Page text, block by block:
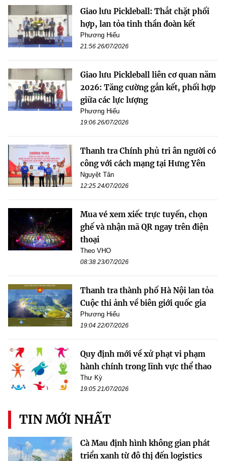
Giao lưu Pickleball: Thắt chặt phối
hợp, lan tỏa tinh thần đoàn kết
Phương Hiếu
21:56 26/07/2026
Giao lưu Pickleball liên cơ quan năm
2026: Tăng cường gắn kết, phối hợp
giữa các lực lượng
Phương Hiếu
19:06 26/07/2026
Thanh tra Chính phủ tri ân người có
công với cách mạng tại Hưng Yên
Nguyệt Tân
12:25 24/07/2026
Mua vé xem xiếc trực tuyến, chọn
ghế và nhận mã QR ngay trên điện
thoại
Theo VHO
08:38 23/07/2026
Thanh tra thành phố Hà Nội lan tỏa
Cuộc thi ảnh về biên giới quốc gia
Phương Hiếu
19:04 22/07/2026
Quy định mới về xử phạt vi phạm
hành chính trong lĩnh vực thể thao
Thư Kỳ
19:05 21/07/2026
TIN MỚI NHẤT
Cà Mau định hình không gian phát
triển xanh từ đô thị đến logistics